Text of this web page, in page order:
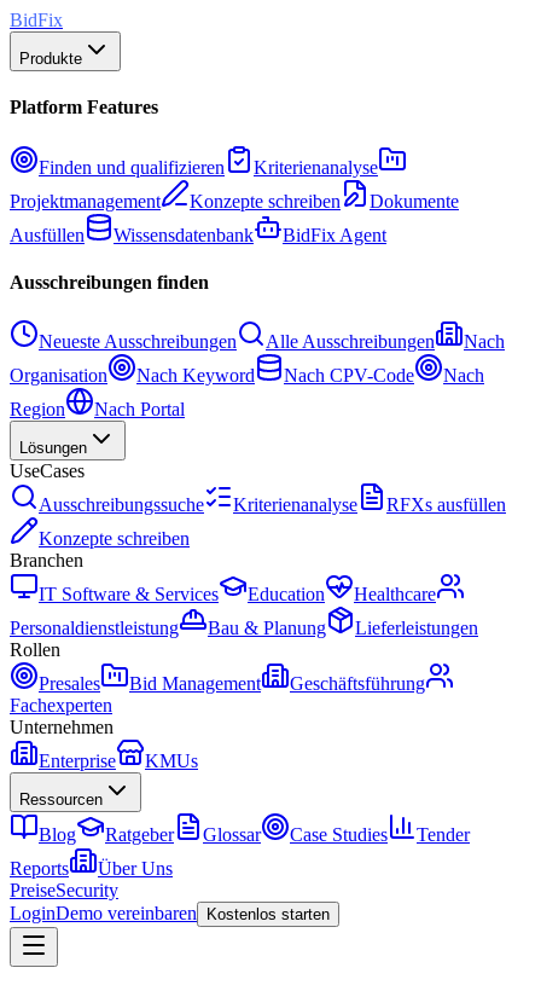
BidFix
Produkte
Platform Features
Finden und qualifizieren
Kriterienanalyse
Projektmanagement
Konzepte schreiben
Dokumente
Ausfüllen
Wissensdatenbank BidFix Agent
Ausschreibungen finden
Neueste Ausschreibungen Alle Ausschreibungen
Nach
Organisation
Nach Keyword Nach CPV-Code
Nach
Region
Nach Portal
Lösungen
UseCases
Ausschreibungssuche
Kriterienanalyse
RFXs ausfüllen
Konzepte schreiben
Branchen
IT Software & Services
Education
Healthcare
Personaldienstleistung
Bau & Planung
Lieferleistungen
Rollen
Presales
Bid Management
Geschäftsführung
Fachexperten
Unternehmen
Enterprise
KMUs
Ressourcen
Blog Ratgeber Glossar Case Studies
Tender
Reports
Über Uns
PreiseSecurity
LoginDemo vereinbaren Kostenlos starten